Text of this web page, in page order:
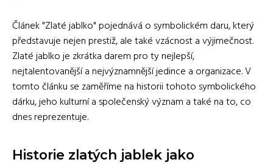
Článek "Zlaté jablko" pojednává o symbolickém daru, který
představuje nejen prestiž, ale také vzácnost a výjimečnost.
Zlaté jablko je zkrátka darem pro ty nejlepší,
nejtalentovanější a nejvýznamnější jedince a organizace. V
tomto článku se zaměříme na historii tohoto symbolického
dárku, jeho kulturní a společenský význam a také na to, co
dnes reprezentuje.
Historie zlatých jablek jako